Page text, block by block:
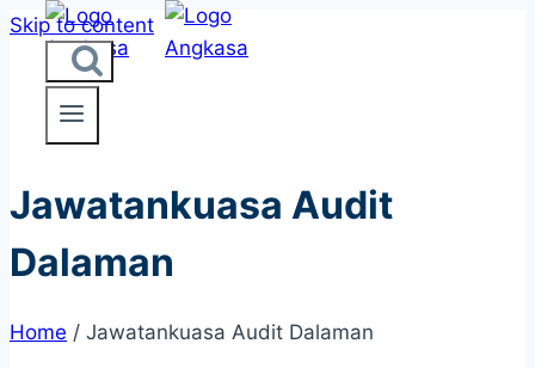
Skip to content
Jawatankuasa Audit
Dalaman
Home / Jawatankuasa Audit Dalaman